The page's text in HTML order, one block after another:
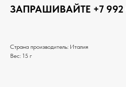
ЗАПРАШИВАЙТЕ +7 992
Страна производитель: Италия
Вес: 15 г